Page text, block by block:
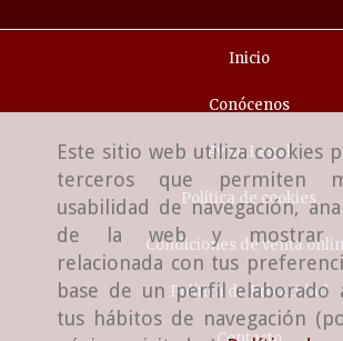
Este sitio web utiliza cookies
terceros que permiten
usabilidad de navegación,
de la web y mostrar
relacionada con tus
base de un perfil elaborado
tus hábitos de navegación
Inicio
Conócenos
Aviso Legal
Política de cookies
Condiciones de venta
Política de Privacidad